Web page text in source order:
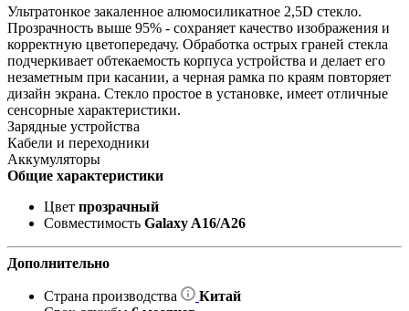
Ультратонкое закаленное алюмосиликатное 2,5D стекло.
Прозрачность выше 95% - сохраняет качество изображения и
корректную цветопередачу. Обработка острых граней стекла
подчеркивает обтекаемость корпуса устройства и делает его
незаметным при касании, а черная рамка по краям повторяет
дизайн экрана. Стекло простое в установке, имеет отличные
сенсорные характеристики.
Зарядные устройства
Кабели и переходники
Аккумуляторы
Общие характеристики
Цвет прозрачный
Совместимость Galaxy A16/A26
Дополнительно
Страна производства
Китай